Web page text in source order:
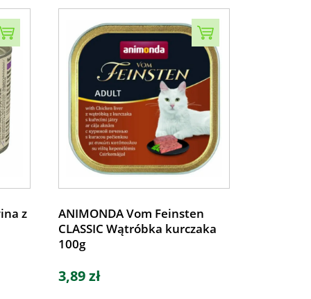
z
ANIMONDA Vom Feinsten
CLASSIC Wątróbka kurczaka
100g
3,89 zł